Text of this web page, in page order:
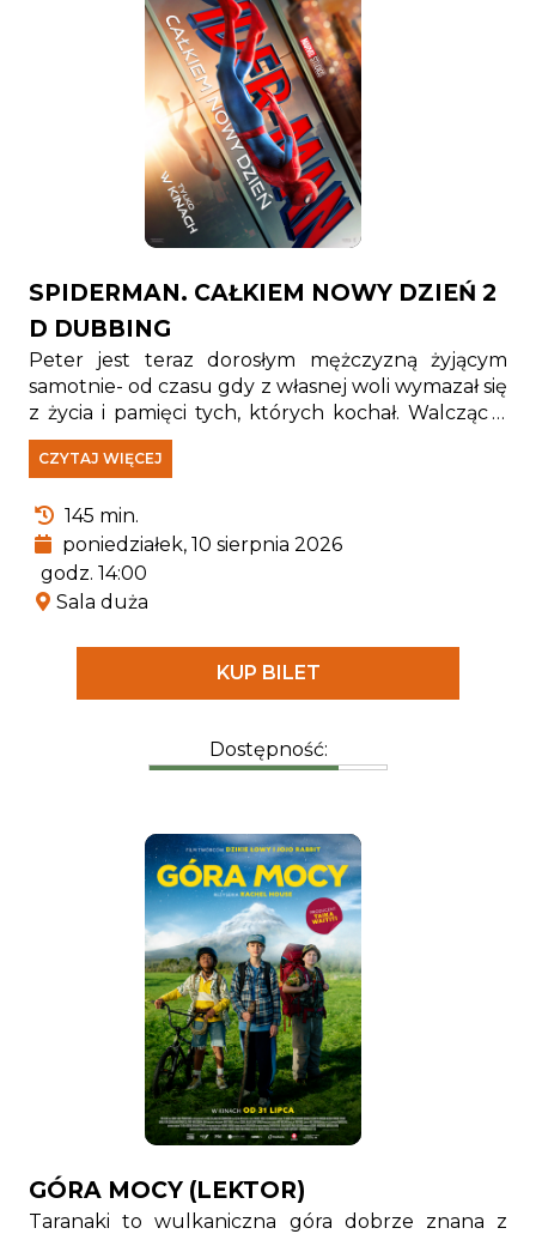
SPIDERMAN. CAŁKIEM NOWY DZIEŃ 2
D DUBBING
Peter jest teraz dorosłym mężczyzną żyjącym
samotnie- od czasu gdy z własnej woli wymazał się
z życia i pamięci tych, których kochał. Walcząc z
przestępczością w Nowym Jorku, który nie zna
już jego imienia, w pełni poświęcił się ochronie
przytłaczać, presja wywołuje zaskakującą fizyczną
przemianę, która zagraża jego istnieniu, podczas
gdy nowy, niepokojący schemat zbrodni prowadzi
do pojawienia się jednego z najpotężniejszych
CZYTAJ WIĘCEJ
145 min.
poniedziałek, 10 sierpnia 2026
godz. 14:00
Sala duża
KUP BILET
Dostępność:
GÓRA MOCY (LEKTOR)
Taranaki to wulkaniczna góra dobrze znana z